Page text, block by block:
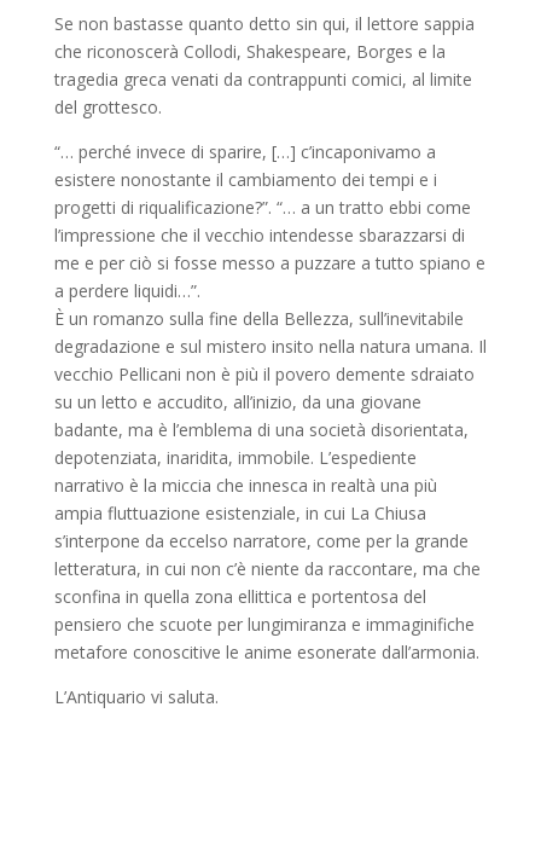
Se non bastasse quanto detto sin qui, il lettore sappia
che riconoscerà Collodi, Shakespeare, Borges e la
tragedia greca venati da contrappunti comici, al limite
del grottesco.
“… perché invece di sparire, […] c’incaponivamo a
esistere nonostante il cambiamento dei tempi e i
progetti di riqualificazione?”. “… a un tratto ebbi come
l’impressione che il vecchio intendesse sbarazzarsi di
me e per ciò si fosse messo a puzzare a tutto spiano e
a perdere liquidi…”.
È un romanzo sulla fine della Bellezza, sull’inevitabile
degradazione e sul mistero insito nella natura umana. Il
vecchio Pellicani non è più il povero demente sdraiato
su un letto e accudito, all’inizio, da una giovane
badante, ma è l’emblema di una società disorientata,
depotenziata, inaridita, immobile. L’espediente
narrativo è la miccia che innesca in realtà una più
ampia fluttuazione esistenziale, in cui La Chiusa
s’interpone da eccelso narratore, come per la grande
letteratura, in cui non c’è niente da raccontare, ma che
sconfina in quella zona ellittica e portentosa del
pensiero che scuote per lungimiranza e immaginifiche
metafore conoscitive le anime esonerate dall’armonia.
L’Antiquario vi saluta.